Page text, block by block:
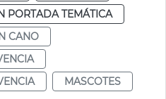
PORTADA TEMÁTICA
CANO
MASCOTES